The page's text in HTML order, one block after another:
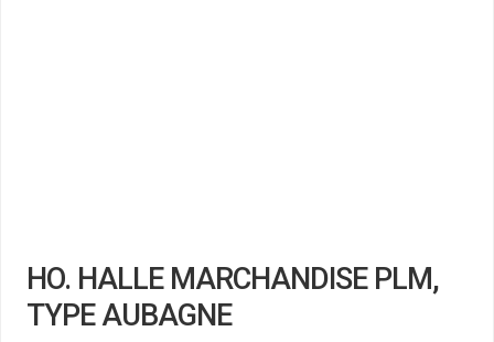
HO. HALLE MARCHANDISE PLM,
TYPE AUBAGNE